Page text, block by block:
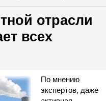
отрасли
всех
По мнению
экспертов, даже